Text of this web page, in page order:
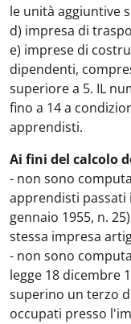
le unità aggiuntive
d) impresa di
e) imprese di
dipendenti,
superiore a 5. IL
fino a 14 a
apprendisti.
Ai fini del calcolo
- non sono
apprendisti passati
gennaio 1955, n.
stessa impresa
- non sono
legge 18 dicembre
superino un terzo
occupati presso